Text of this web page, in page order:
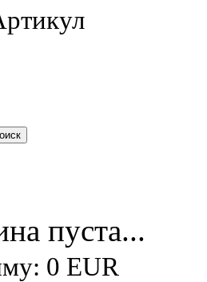
пуста...
0 EUR